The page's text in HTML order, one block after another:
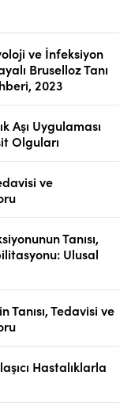
ve İnfeksiyon
Bruselloz Tanı
2023
Aşı Uygulaması
Olguları
ve
Tanısı,
Ulusal
Tedavisi ve
Hastalıklarla